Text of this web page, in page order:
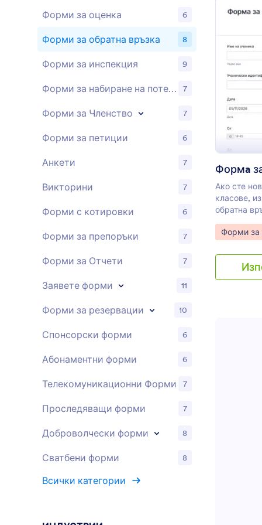
форма за
собствен
джаджи.
Ако сте
класове,
обратна
за да
учениците
отговаря
формуляр
100+
които
Google
ученици
на час,
за
обучение
пускане
без
свободни
Go to
Форми за
Форми за оценка 6
Форми за обратна връзка 8
Форми за инспекция 9
Форми за набиране на потенциални клиенти 7
Форми за Членство 7
Форми за петиции 6
Анкети 7
Викторини 7
Форми с котировки 6
Форми за препоръки 7
Форми за Отчети 7
Заявете форми 11
Форми за резервации 10
Спонсорски форми 6
Абонаментни форми 6
Телекомуникационни Форми 7
Проследяващи форми 7
Доброволчески форми 8
Сватбени форми 8
Всички категории